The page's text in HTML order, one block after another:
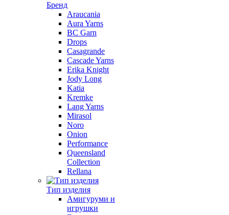
Бренд
Araucania
Aura Yarns
BC Garn
Drops
Casagrande
Cascade Yarns
Erika Knight
Jody Long
Katia
Kremke
Lang Yarns
Mirasol
Noro
Onion
Performance
Queensland
Collection
Rellana
Тип изделия
Амигуруми и
игрушки